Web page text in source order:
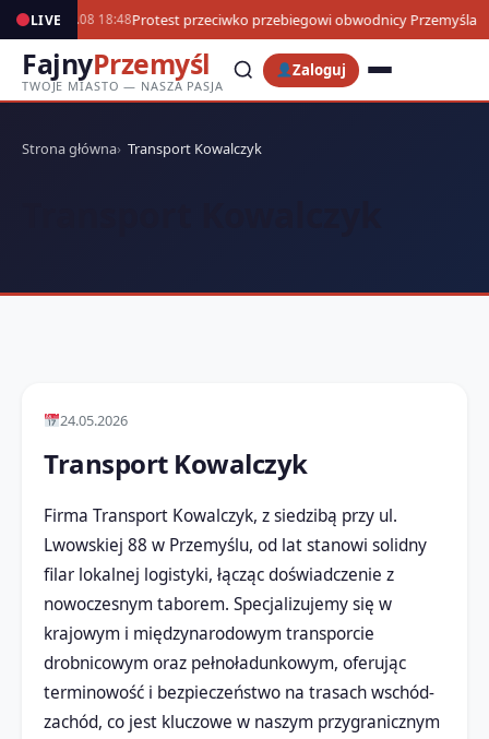
LIVE06.08 18:48Protest przeciwko przebiegowi obwodnicy Przemyśla
FajnyPrzemyśl
TWOJE MIASTO — NASZA PASJA
Zaloguj
Strona główna Transport Kowalczyk
24.05.2026
Transport Kowalczyk
Firma Transport Kowalczyk, z siedzibą przy ul.
Lwowskiej 88 w Przemyślu, od lat stanowi solidny
filar lokalnej logistyki, łącząc doświadczenie z
nowoczesnym taborem. Specjalizujemy się w
krajowym i międzynarodowym transporcie
drobnicowym oraz pełnoładunkowym, oferując
terminowość i bezpieczeństwo na trasach wschód-
zachód, co jest kluczowe w naszym przygranicznym